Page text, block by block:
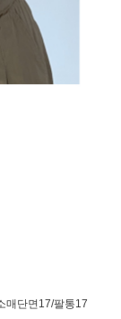
매단면17/팔통17